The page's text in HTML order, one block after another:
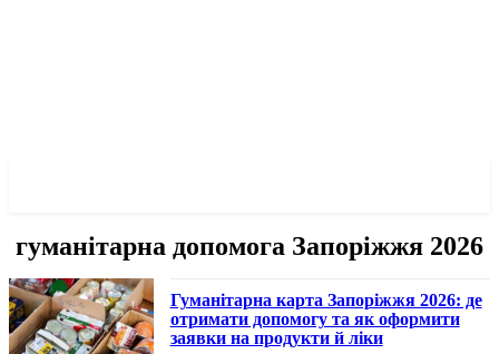
гуманітарна допомога Запоріжжя 2026
Гуманітарна карта Запоріжжя 2026: де
отримати допомогу та як оформити
заявки на продукти й ліки